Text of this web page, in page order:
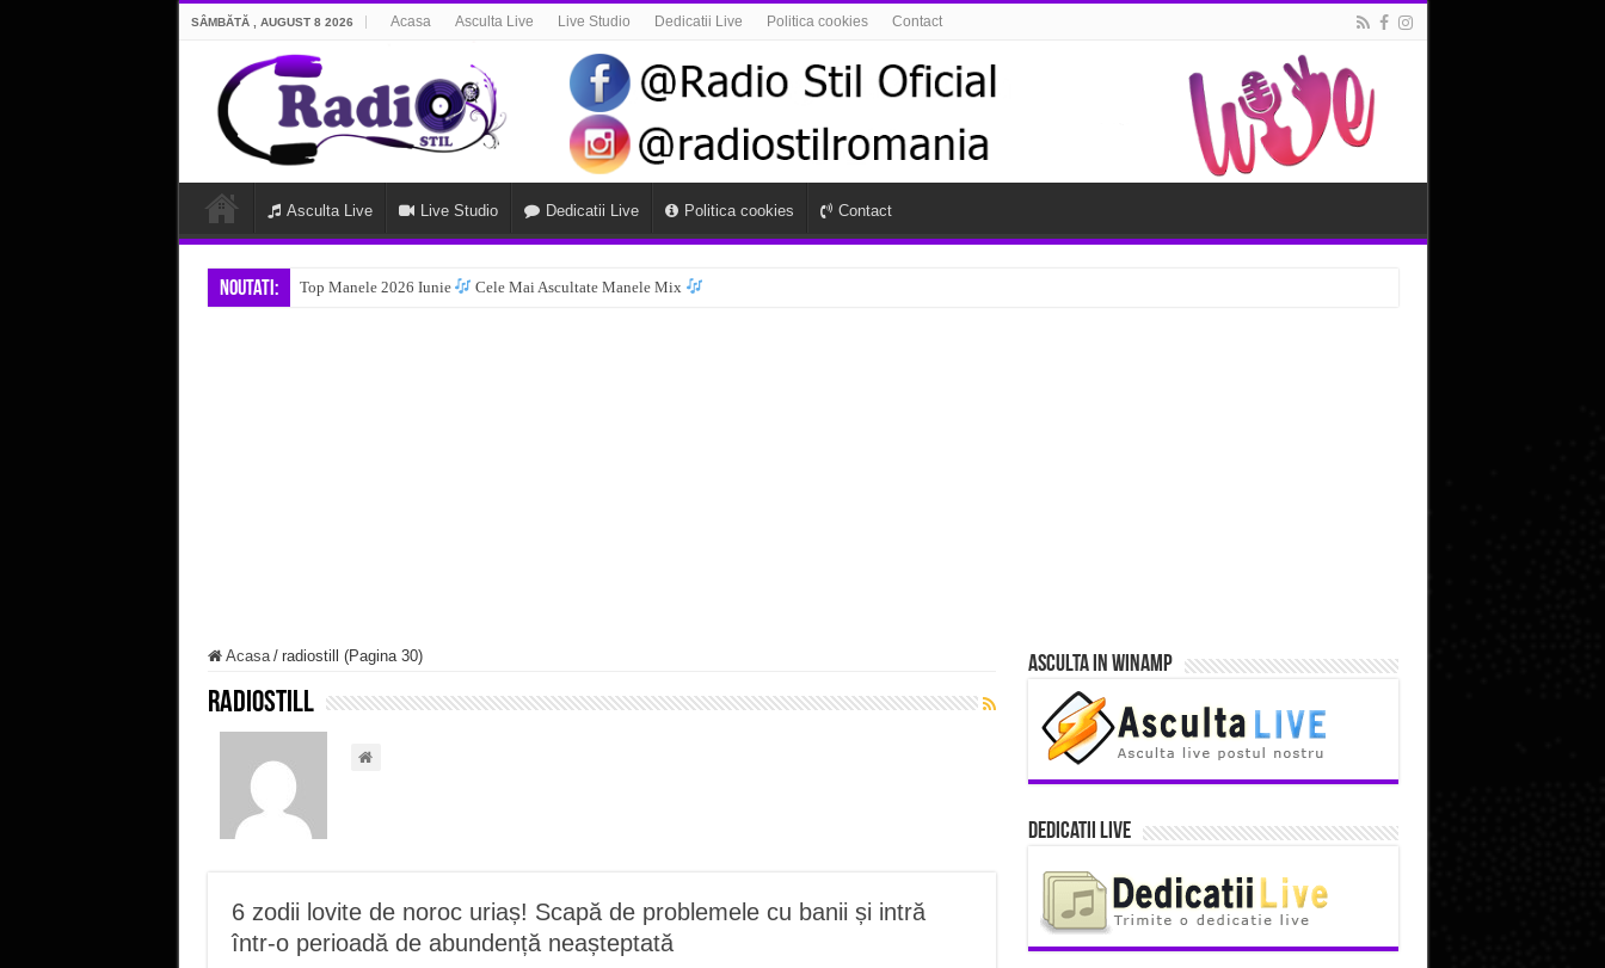
SÂMBĂTĂ , AUGUST 8 2026 Acasa Asculta Live Live Studio Dedicatii Live Politica cookies Contact
Asculta Live Live Studio Dedicatii Live Politica cookies Contact
Noutati: Top Manele 2026 Iunie Cele Mai Ascultate Manele Mix
Acasa / radiostill (Pagina 30)
radiostill
6 zodii lovite de noroc uriaș! Scapă de problemele cu banii și intră
într-o perioadă de abundență neașteptată
Asculta in Winamp
Dedicatii Live